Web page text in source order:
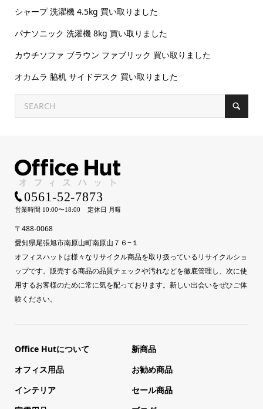
シャープ 洗濯機 4.5kg 買い取りました
パナソニック 洗濯機 8kg 買い取りました
カウチソファ ブラウン ファブリック 買い取りました
オカムラ 脇机 サイドデスク 買い取りました
〒488-0068
愛知県尾張旭市南原山町南原山７６−１
オフィスハットは様々なリサイクル商品を取り扱っているリサイクルショ
ップです。販売する商品の品質チェックや汚れなどを徹底管理し、次に使
用するお客様のために常に気を配っております。新しい出会いをぜひご体
験ください。
Office Hutについて
オフィス用品
インテリア
新商品
お勧め商品
セール商品